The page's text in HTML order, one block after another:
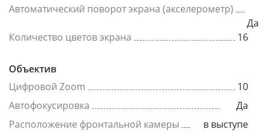
Автоматический поворот экрана (акселерометр)
Да
Количество цветов экрана
16
Объектив
Цифровой Zoom
10
Автофокусировка
Да
Расположение фронтальной камеры
в выступе